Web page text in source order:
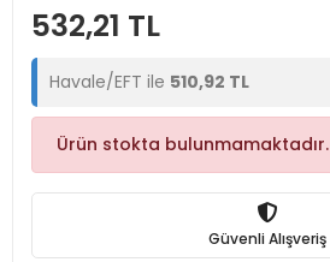
532,21 TL
Havale/EFT ile 510,92 TL
Ürün stokta bulunmamaktadır.
Güvenli Alışveriş